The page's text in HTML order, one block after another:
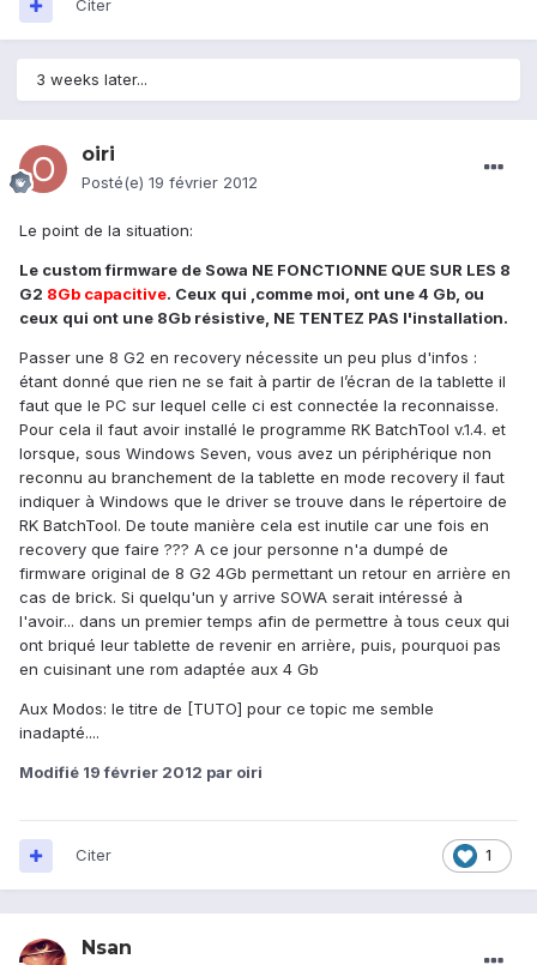
Citer
3 weeks later...
oiri
Posté(e) 19 février 2012
Le point de la situation:
Le custom firmware de Sowa NE FONCTIONNE QUE SUR LES 8
G2 8Gb capacitive. Ceux qui ,comme moi, ont une 4 Gb, ou
ceux qui ont une 8Gb résistive, NE TENTEZ PAS l'installation.
Passer une 8 G2 en recovery nécessite un peu plus d'infos :
étant donné que rien ne se fait à partir de l’écran de la tablette il
faut que le PC sur lequel celle ci est connectée la reconnaisse.
Pour cela il faut avoir installé le programme RK BatchTool v.1.4. et
lorsque, sous Windows Seven, vous avez un périphérique non
reconnu au branchement de la tablette en mode recovery il faut
indiquer à Windows que le driver se trouve dans le répertoire de
RK BatchTool. De toute manière cela est inutile car une fois en
recovery que faire ??? A ce jour personne n'a dumpé de
firmware original de 8 G2 4Gb permettant un retour en arrière en
cas de brick. Si quelqu'un y arrive SOWA serait intéressé à
l'avoir... dans un premier temps afin de permettre à tous ceux qui
ont briqué leur tablette de revenir en arrière, puis, pourquoi pas
en cuisinant une rom adaptée aux 4 Gb
Aux Modos: le titre de [TUTO] pour ce topic me semble
inadapté....
Modifié 19 février 2012 par oiri
1
Citer
Nsan